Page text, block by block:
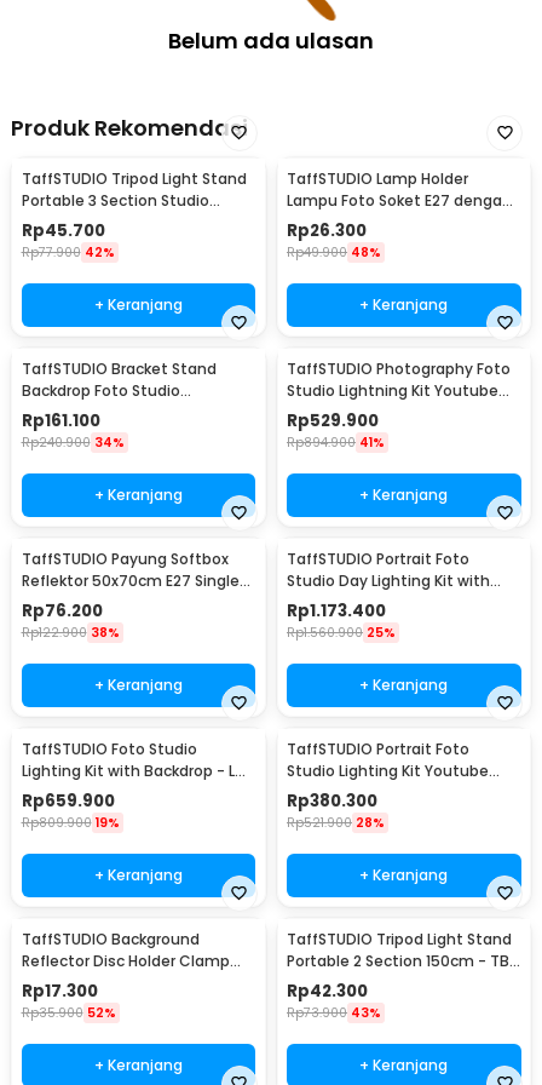
Belum ada ulasan
Produk Rekomendasi
TaffSTUDIO Tripod Light Stand
Portable 3 Section Studio
Lighting 2M - SN303
Rp45.700
Rp77.900 42%
+ Keranjang
TaffSTUDIO Lamp Holder
Lampu Foto Soket E27 dengan
Dudukan Payung Kabel 1.6M -
HQ-DZ001
Rp26.300
Rp49.900 48%
+ Keranjang
TaffSTUDIO Bracket Stand
Backdrop Foto Studio
190x300cm - BS-300
Rp161.100
Rp240.900 34%
+ Keranjang
TaffSTUDIO Photography Foto
Studio Lightning Kit Youtube
Vlog - D-HZ7
Rp529.900
Rp894.900 41%
+ Keranjang
TaffSTUDIO Payung Softbox
Reflektor 50x70cm E27 Single
Socket - CL-RT50
Rp76.200
Rp122.900 38%
+ Keranjang
TaffSTUDIO Portrait Foto
Studio Day Lighting Kit with
Backdrop - LD-TZ25
Rp1.173.400
Rp1.560.900 25%
+ Keranjang
TaffSTUDIO Foto Studio
Lighting Kit with Backdrop - LD-
TZ11A
Rp659.900
Rp809.900 19%
+ Keranjang
TaffSTUDIO Portrait Foto
Studio Lighting Kit Youtube
Vlog - LD-TZ07A
Rp380.300
Rp521.900 28%
+ Keranjang
TaffSTUDIO Background
Reflector Disc Holder Clamp
Klip Reflektor - QM3622
Rp17.300
Rp35.900 52%
+ Keranjang
TaffSTUDIO Tripod Light Stand
Portable 2 Section 150cm - TB-
037
Rp42.300
Rp73.900 43%
+ Keranjang